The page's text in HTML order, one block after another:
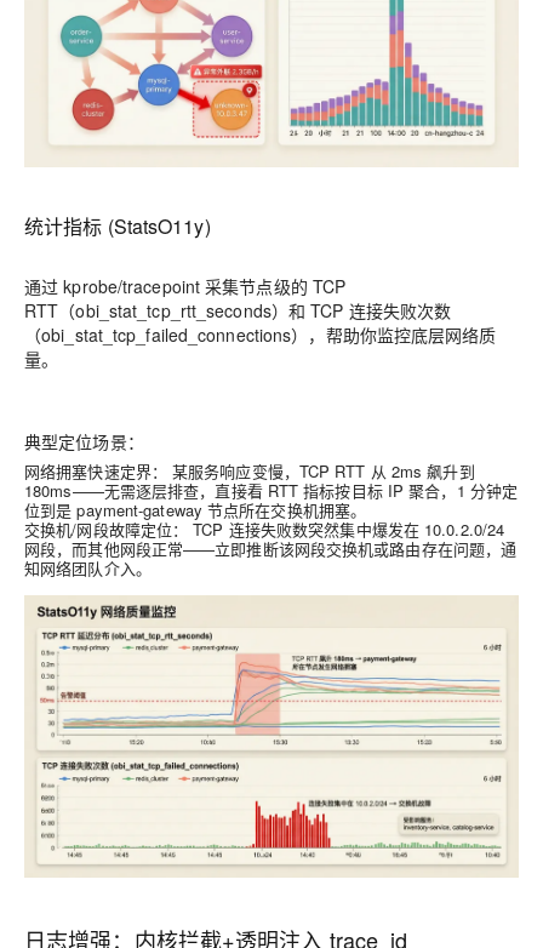
统计指标 (StatsO11y)
通过 kprobe/tracepoint 采集节点级的 TCP
RTT（obi_stat_tcp_rtt_seconds）和 TCP 连接失败次数
（obi_stat_tcp_failed_connections），帮助你监控底层网络质
量。
典型定位场景：
网络拥塞快速定界：
某服务响应变慢，TCP RTT 从 2ms 飙升到
180ms——无需逐层排查，直接看 RTT 指标按目标 IP 聚合，1 分钟定
位到是 payment-gateway 节点所在交换机拥塞。
交换机/网段故障定位：
TCP 连接失败数突然集中爆发在 10.0.2.0/24
网段，而其他网段正常——立即推断该网段交换机或路由存在问题，通
知网络团队介入。
日志增强：内核拦截+透明注入 trace_id